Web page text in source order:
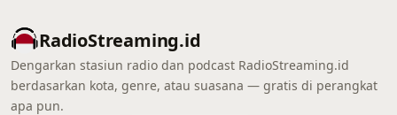
RadioStreaming.id
Dengarkan stasiun radio dan podcast RadioStreaming.id
berdasarkan kota, genre, atau suasana — gratis di perangkat
apa pun.